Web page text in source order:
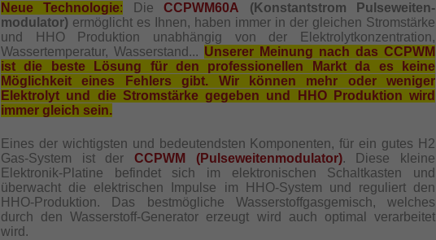
Neue Technologie: DieCCPWM60A
(Konstantstrom Pulseweiten-
modulator) ermöglicht es Ihnen, haben immer in der gleichen Stromstärke
und HHO Produktion unabhängig von der Elektrolytkonzentration,
Wassertemperatur, Wasserstand... Unserer Meinung nach das CCPWM
ist die beste Lösung für den professionellen Markt da es keine
Möglichkeit eines Fehlers gibt. Wir können mehr oder weniger
Elektrolyt und die Stromstärke gegeben und HHO Produktion wird
immer gleich sein.
Eines der wichtigsten und bedeutendsten Komponenten, für ein gutes H2
Gas-System ist der CCPWM (Pulseweitenmodulator). Diese kleine
Elektronik-Platine befindet sich im elektronischen Schaltkasten und
überwacht die elektrischen Impulse im HHO-System und reguliert den
HHO-Produktion. Das bestmögliche Wasserstoffgasgemisch, welches
durch den Wasserstoff-Generator erzeugt wird auch optimal verarbeitet
wird.